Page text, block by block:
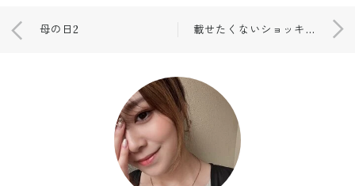
母の日2 載せたくないショッキングな写真